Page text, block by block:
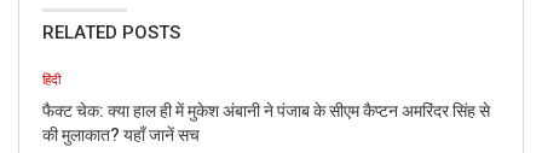
ये भी पढ़े : यूपी सीएम योगी आदित्यनाथ के सामने सर
झुकाता आदमी नहीं है गैंगस्टर विकास दुबे – जानें सच
जिसके बाद तेजस्वी यादव ने ट्वीट में मरम्मत के बाद की सड़क और मरम्मत
के पहले की तस्वीर को साथ में साझा किया था, ताकि दोनों सड़कों में तुलना
RELATED POSTS
हिंदी
फैक्ट चेक: क्या हाल ही में मुकेश अंबानी ने पंजाब के सीएम कैप्टन अमरिंदर सिंह से
की मुलाकात? यहाँ जानें सच